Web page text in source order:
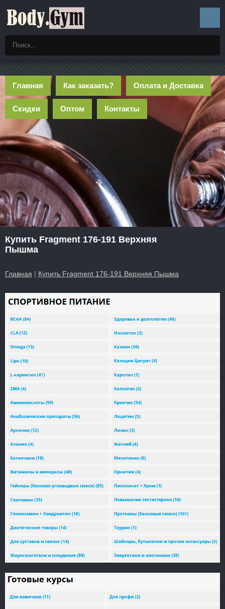
Главная Как заказать? Оплата и Доставка
Скидки Оптом Контакты
Купить Fragment 176-191 Верхняя
Пышма
Главная | Купить Fragment 176-191 Верхняя Пышма